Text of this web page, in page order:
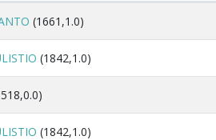
(1661,1.0)
(1842,1.0)
(1842,1.0)